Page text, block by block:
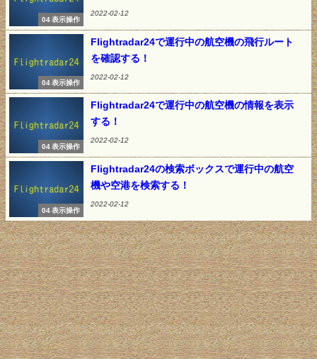
04 表示操作
2022-02-12
04 表示操作
Flightradar24で運行中の航空機の飛行ルート
を確認する！
2022-02-12
04 表示操作
Flightradar24で運行中の航空機の情報を表示
する！
2022-02-12
04 表示操作
Flightradar24の検索ボックスで運行中の航空
機や空港を検索する！
2022-02-12